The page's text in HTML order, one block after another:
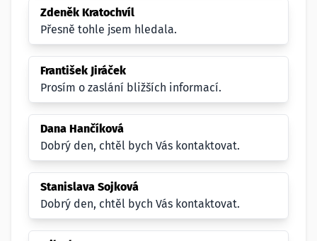
Zdeněk Kratochvíl
Přesně tohle jsem hledala.
František Jiráček
Prosím o zaslání bližších informací.
Dana Hančíková
Dobrý den, chtěl bych Vás kontaktovat.
Stanislava Sojková
Dobrý den, chtěl bych Vás kontaktovat.